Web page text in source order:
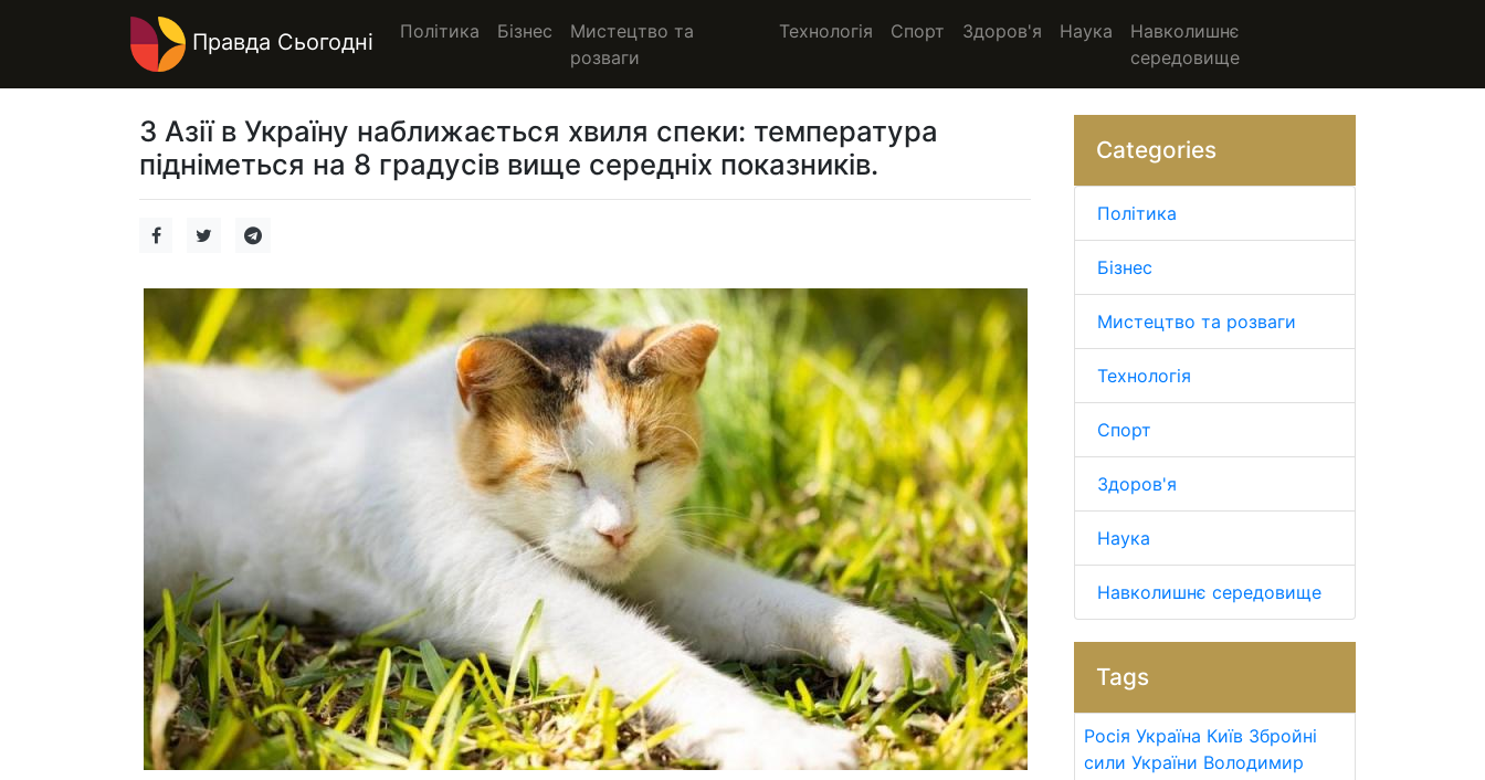
Правда Сьогодні Політика Бізнес
Мистецтво та
розваги
Технологія Спорт Здоров'я Наука
Навколишнє
середовище
З Азії в Україну наближається хвиля спеки: температура
підніметься на 8 градусів вище середніх показників.
Categories
Політика
Бізнес
Мистецтво та розваги
Технологія
Спорт
Здоров'я
Наука
Навколишнє середовище
Tags
Росія Україна Київ Збройні
сили України Володимир